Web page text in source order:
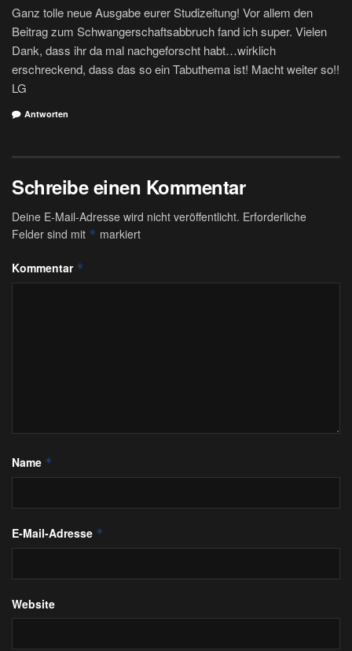
Ganz tolle neue Ausgabe eurer Studizeitung! Vor allem den
Beitrag zum Schwangerschaftsabbruch fand ich super. Vielen
Dank, dass ihr da mal nachgeforscht habt…wirklich
erschreckend, dass das so ein Tabuthema ist! Macht weiter so!!
LG
Antworten
Schreibe einen Kommentar
Deine E-Mail-Adresse wird nicht veröffentlicht. Erforderliche
Felder sind mit * markiert
Kommentar *
Name *
E-Mail-Adresse *
Website